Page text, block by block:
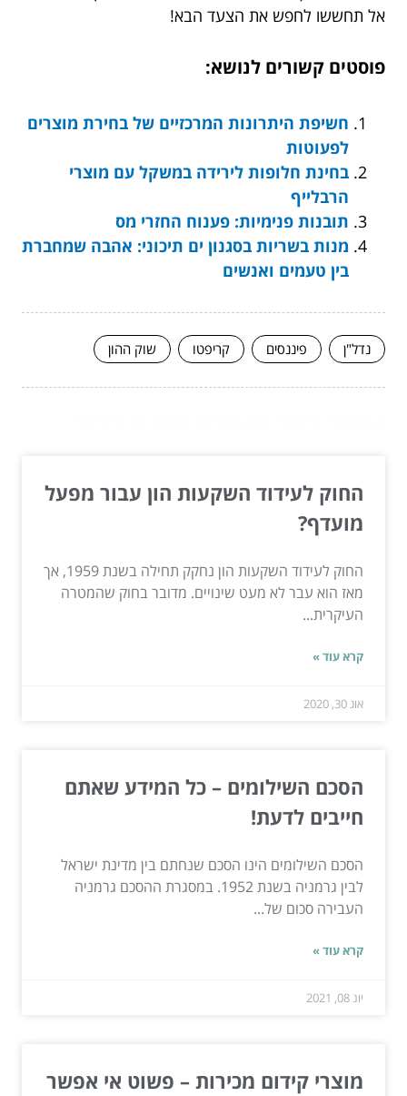
אל תחששו לחפש את הצעד הבא!
פוסטים קשורים לנושא:
חשיפת היתרונות המרכזיים של בחירת מוצרים
לפעוטות
בחינת חלופות לירידה במשקל עם מוצרי
הרבלייף
תובנות פנימיות: פענוח החזרי מס
מנות בשריות בסגנון ים תיכוני: אהבה שמחברת
בין טעמים ואנשים
נדל"ן פיננסים קריפטו שוק ההון
החוק לעידוד השקעות הון עבור מפעל
מועדף?
החוק לעידוד השקעות הון נחקק תחילה בשנת 1959, אך
מאז הוא עבר לא מעט שינויים. מדובר בחוק שהמטרה
העיקרית...
קרא עוד »
אוג 30, 2020
הסכם השילומים – כל המידע שאתם
חייבים לדעת!
הסכם השילומים הינו הסכם שנחתם בין מדינת ישראל
לבין גרמניה בשנת 1952. במסגרת ההסכם גרמניה
העבירה סכום של...
קרא עוד »
יונ 08, 2021
מוצרי קידום מכירות – פשוט אי אפשר